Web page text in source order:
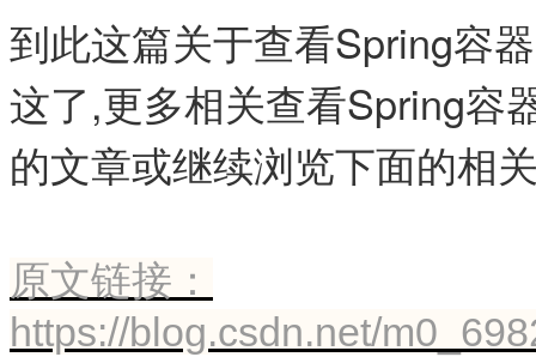
到此这篇关于查看Spring容
这了,更多相关查看Spring容
的文章或继续浏览下面的相
原文链接：
https://blog.csdn.net/